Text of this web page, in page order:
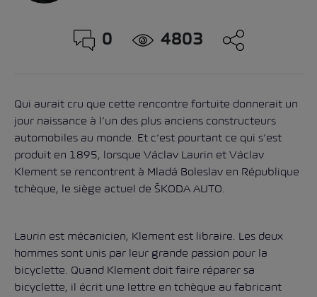
0 4803
Qui aurait cru que cette rencontre fortuite donnerait un
jour naissance à l’un des plus anciens constructeurs
automobiles au monde. Et c’est pourtant ce qui s’est
produit en 1895, lorsque Václav Laurin et Václav
Klement se rencontrent à Mladá Boleslav en République
tchèque, le siège actuel de ŠKODA AUTO
Laurin est mécanicien, Klement est libraire. Les deux
hommes sont unis par leur grande passion pour la
bicyclette. Quand Klement doit faire réparer sa
bicyclette, il écrit une lettre en tchèque au fabricant